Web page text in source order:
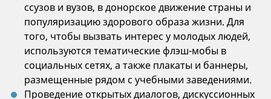
ссузов и вузов, в донорское движение страны и
популяризацию здорового образа жизни. Для
того, чтобы вызвать интерес у молодых людей,
используются тематические флэш-мобы в
социальных сетях, а также плакаты и баннеры,
размещенные рядом с учебными заведениями.
Проведение открытых диалогов, дискуссионных